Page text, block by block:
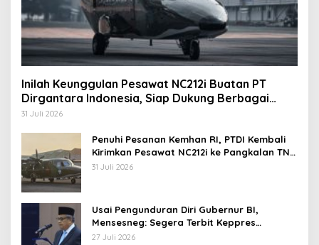
Inilah Keunggulan Pesawat NC212i Buatan PT
Dirgantara Indonesia, Siap Dukung Berbagai
Operasi TNI
31 Juli 2026
Penuhi Pesanan Kemhan RI, PTDI Kembali
Kirimkan Pesawat NC212i ke Pangkalan TNI
AU
31 Juli 2026
Usai Pengunduran Diri Gubernur BI,
Mensesneg: Segera Terbit Keppres
Pemberhentian dengan Hormat
27 Juli 2026